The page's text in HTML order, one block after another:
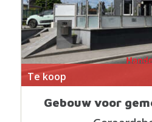
Te koop
Gebouw voor